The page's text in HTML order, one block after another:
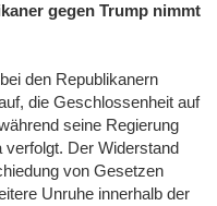
gegen Trump nimmt
den Republikanern
die Geschlossenheit auf
seine Regierung
verfolgt. Der Widerstand
von Gesetzen
Unruhe innerhalb der